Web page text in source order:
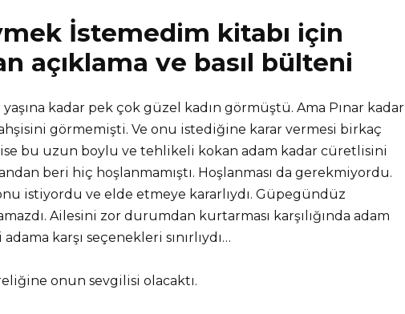
İstemedim kitabı için
açıklama ve basıl bülteni
kadar pek çok güzel kadın görmüştü. Ama Pınar kadar
görmemişti. Ve onu istediğine karar vermesi birkaç
ise bu uzun boylu ve tehlikeli kokan adam kadar cüretlisini
beri hiç hoşlanmamıştı. Hoşlanması da gerekmiyordu.
istiyordu ve elde etmeye kararlıydı. Güpegündüz
Ailesini zor durumdan kurtarması karşılığında adam
karşı seçenekleri sınırlıydı…
onun sevgilisi olacaktı.